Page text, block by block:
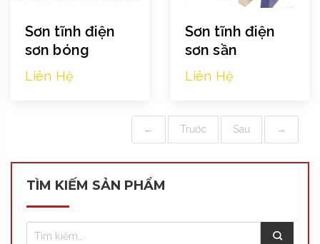
Sơn tĩnh điện
sơn bóng
Liên Hệ
Sơn tĩnh điện
sơn sần
Liên Hệ
← Trước Sau →
TÌM KIẾM SẢN PHẨM